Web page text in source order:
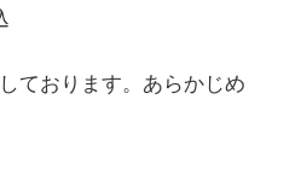
ております。あらかじめ